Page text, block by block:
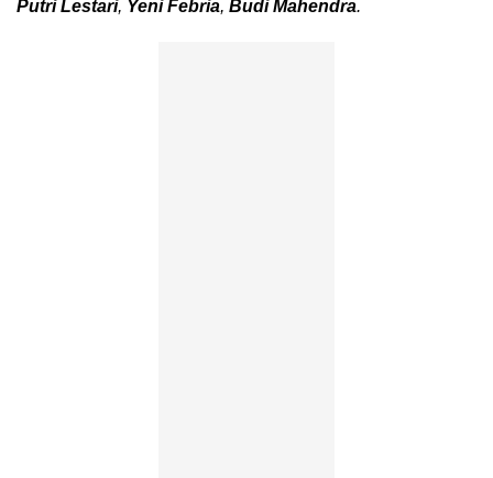
Putri Lestari, Yeni Febria, Budi Mahendra.